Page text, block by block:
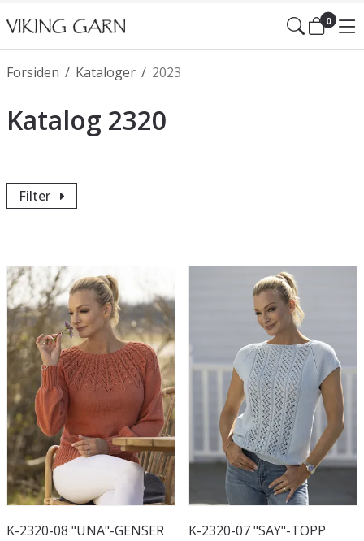
0
/
Forsiden /
Kataloger 2023
Katalog 2320
Filter
K-2320-08 "UNA"-GENSER
K-2320-07 "SAY"-TOPP